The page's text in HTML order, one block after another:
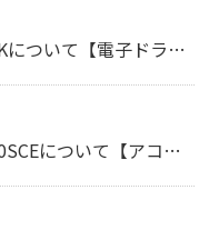
Roland（ローランド）のTD-02Kについて【電子ドラム】
Fender（フェンダー）のCN-140SCEについて【アコースティックギター】